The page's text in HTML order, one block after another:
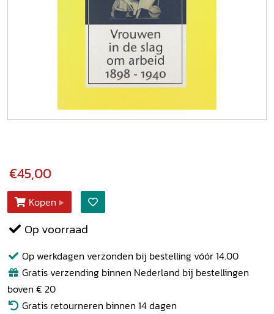
€45,00
Kopen
Op voorraad
Op werkdagen verzonden bij bestelling vóór 14.00
Gratis verzending binnen Nederland bij bestellingen
boven € 20
Gratis retourneren binnen 14 dagen